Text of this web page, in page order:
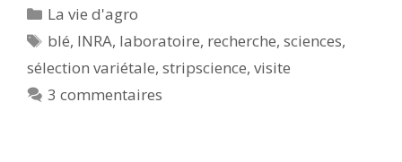
Catégories
La vie d'agro
Étiquettes
blé, INRA, laboratoire, recherche,sciences,
sélection variétale, stripscience, visite
3 commentaires